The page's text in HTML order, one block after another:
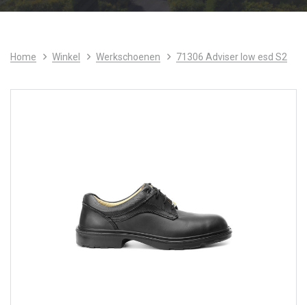
Home Winkel Werkschoenen 71306 Adviser low esd S2